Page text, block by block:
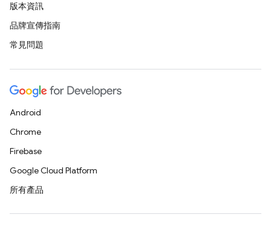
版本資訊
品牌宣傳指南
常見問題
Android
Chrome
Firebase
Google Cloud Platform
所有產品